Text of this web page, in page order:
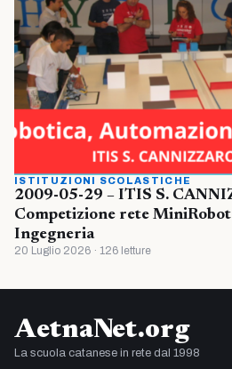
ISTITUZIONI SCOLASTICHE
2009-05-29 – ITIS S.
Competizione rete
Ingegneria
20 Luglio 2026 · 126 letture
AetnaNet.org
La scuola catanese in rete dal 1998